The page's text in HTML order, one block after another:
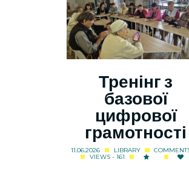
Тренінг з
базової
цифрової
грамотності
11.06.2026 LIBRARY
VIEWS - 161